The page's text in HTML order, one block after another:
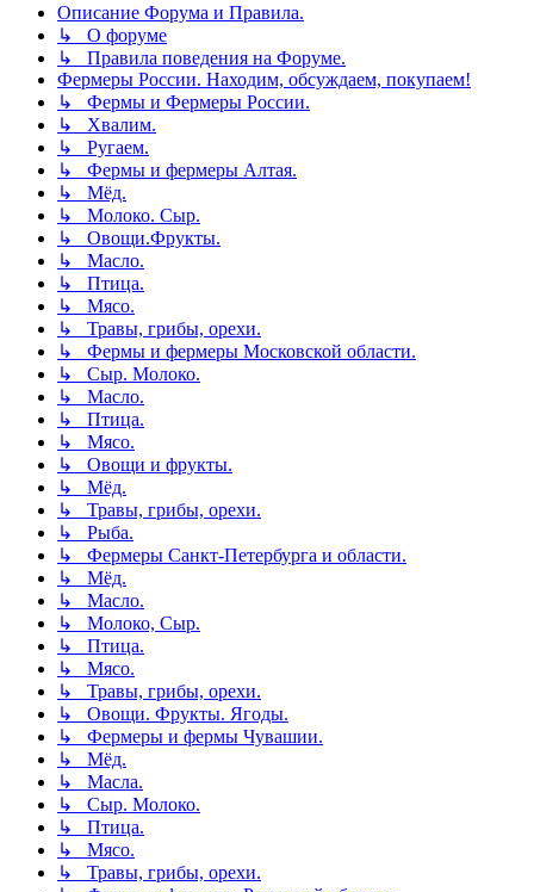
Описание Форума и Правила.
↳ О форуме
↳ Правила поведения на Форуме.
Фермеры России. Находим, обсуждаем, покупаем!
↳ Фермы и Фермеры России.
↳ Хвалим.
↳ Ругаем.
↳ Фермы и фермеры Алтая.
↳ Мёд.
↳ Молоко. Сыр.
↳ Овощи.Фрукты.
↳ Масло.
↳ Птица.
↳ Мясо.
↳ Травы, грибы, орехи.
↳ Фермы и фермеры Московской области.
↳ Сыр. Молоко.
↳ Масло.
↳ Птица.
↳ Мясо.
↳ Овощи и фрукты.
↳ Мёд.
↳ Травы, грибы, орехи.
↳ Рыба.
↳ Фермеры Санкт-Петербурга и области.
↳ Мёд.
↳ Масло.
↳ Молоко, Сыр.
↳ Птица.
↳ Мясо.
↳ Травы, грибы, орехи.
↳ Овощи. Фрукты. Ягоды.
↳ Фермеры и фермы Чувашии.
↳ Мёд.
↳ Масла.
↳ Сыр. Молоко.
↳ Птица.
↳ Мясо.
↳ Травы, грибы, орехи.